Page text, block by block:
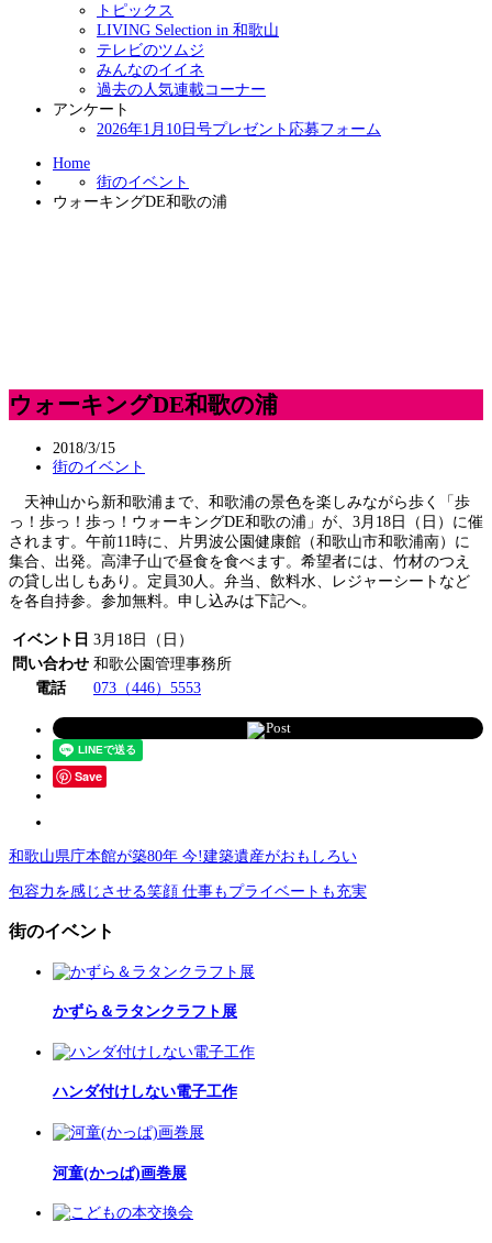
トピックス
LIVING Selection in 和歌山
テレビのツムジ
みんなのイイネ
過去の人気連載コーナー
アンケート
2026年1月10日号プレゼント応募フォーム
Home
街のイベント
ウォーキングDE和歌の浦
ウォーキングDE和歌の浦
2018/3/15
街のイベント
天神山から新和歌浦まで、和歌浦の景色を楽しみながら歩く「歩
っ！歩っ！歩っ！ウォーキングDE和歌の浦」が、3月18日（日）に催
されます。午前11時に、片男波公園健康館（和歌山市和歌浦南）に
集合、出発。高津子山で昼食を食べます。希望者には、竹材のつえ
の貸し出しもあり。定員30人。弁当、飲料水、レジャーシートなど
を各自持参。参加無料。申し込みは下記へ。
イベント日 3月18日（日）
問い合わせ 和歌公園管理事務所
電話
073（446）5553
Post
Save
和歌山県庁本館が築80年 今!建築遺産がおもしろい
包容力を感じさせる笑顔 仕事もプライベートも充実
街のイベント
かずら＆ラタンクラフト展
ハンダ付けしない電子工作
河童(かっぱ)画巻展